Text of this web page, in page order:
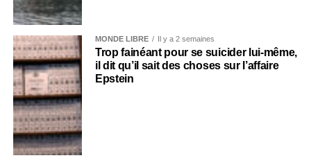
MONDE LIBRE Il y a 2 semaines
Trop fainéant pour se suicider lui-même,
il dit qu’il sait des choses sur l’affaire
Epstein